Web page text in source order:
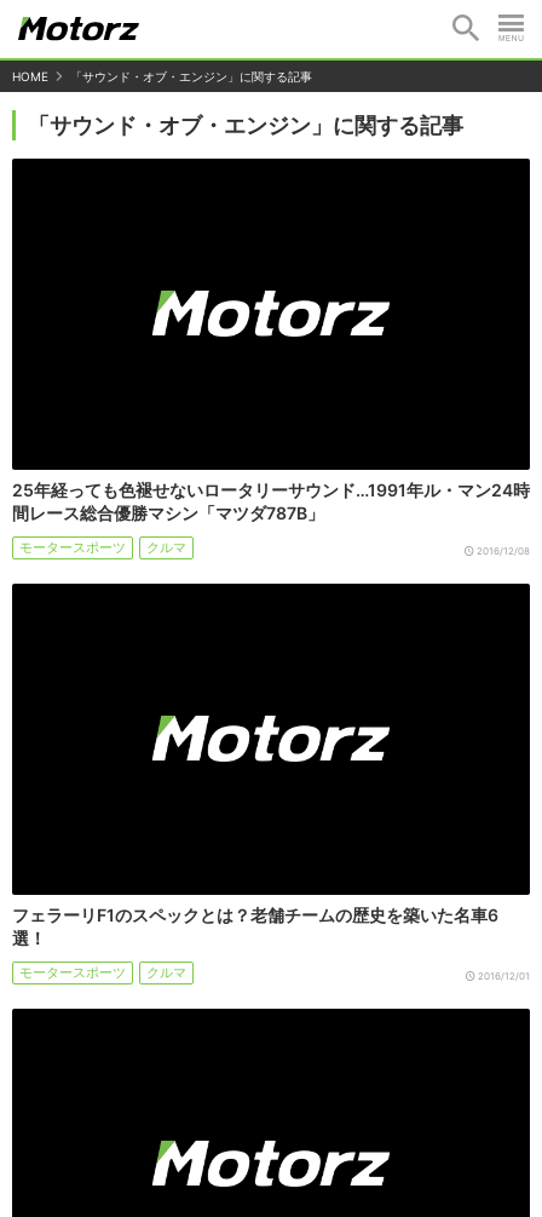
HOME 「サウンド・オブ・エンジン」に関する記事
「サウンド・オブ・エンジン」に関する記事
25年経っても色褪せないロータリーサウンド…1991年ル・マン24時
間レース総合優勝マシン「マツダ787B」
モータースポーツ クルマ 2016/12/08
フェラーリF1のスペックとは？老舗チームの歴史を築いた名車6
選！
モータースポーツ クルマ 2016/12/01